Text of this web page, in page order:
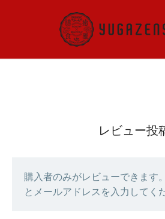
レビュー投
購入者のみがレビューできます
とメールアドレスを入力してく